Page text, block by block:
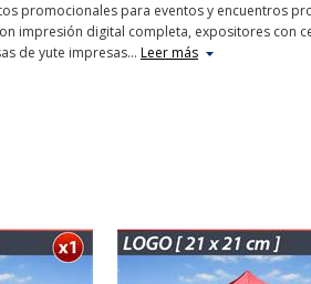
promocionales para eventos y encuentros
impresión digital completa, expositores con
de yute impresas… Leer más